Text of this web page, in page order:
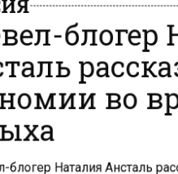
блогер
во